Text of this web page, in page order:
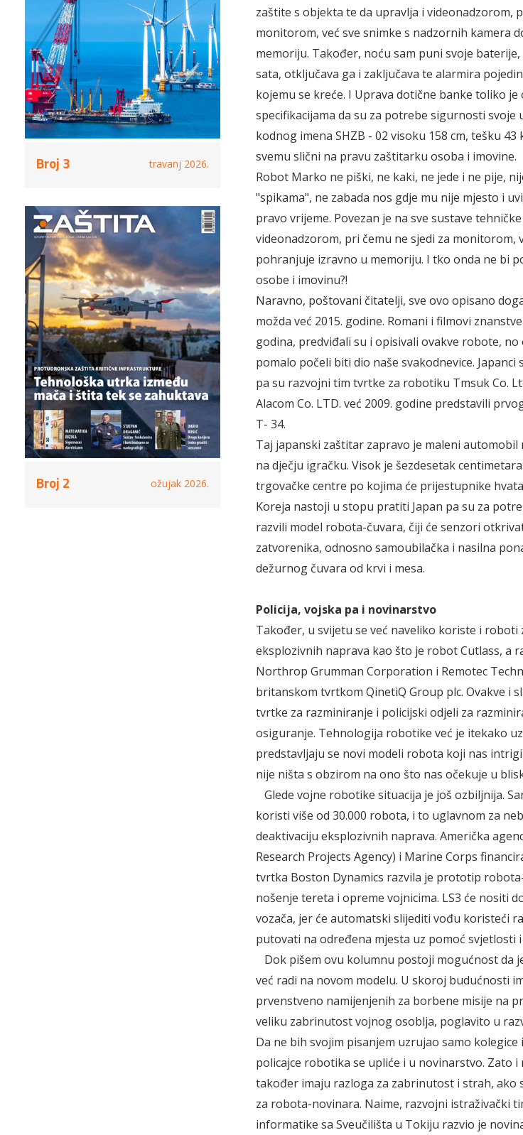
Broj 3 travanj 2026.
Broj 2 ožujak 2026.
zaštite s objekta te da upravlja i videonadzorom,
monitorom, već sve snimke s nadzornih kamera
memoriju. Također, noću sam puni svoje
sata, otključava ga i zaključava te alarmira
kojemu se kreće. I Uprava dotične banke toliko je
specifikacijama da su za potrebe sigurnosti
kodnog imena SHZB - 02 visoku 158 cm, tešku
svemu slični na pravu zaštitarku osoba i imovine.
Robot Marko ne piški, ne kaki, ne jede i ne pije,
"spikama", ne zabada nos gdje mu nije mjesto i
pravo vrijeme. Povezan je na sve sustave
videonadzorom, pri čemu ne sjedi za monitorom,
pohranjuje izravno u memoriju. I tko onda ne bi
osobe i imovinu?!
Naravno, poštovani čitatelji, sve ovo opisano
možda već 2015. godine. Romani i filmovi
godina, predviđali su i opisivali ovakve robote, no
pomalo počeli biti dio naše svakodnevice.
pa su razvojni tim tvrtke za robotiku Tmsuk Co.
Alacom Co. LTD. već 2009. godine predstavili
T- 34.
Taj japanski zaštitar zapravo je maleni
na dječju igračku. Visok je šezdesetak
trgovačke centre po kojima će prijestupnike
Koreja nastoji u stopu pratiti Japan pa su za
razvili model robota-čuvara, čiji će senzori
zatvorenika, odnosno samoubilačka i nasilna
dežurnog čuvara od krvi i mesa.
Policija, vojska pa i novinarstvo
Također, u svijetu se već naveliko koriste i
eksplozivnih naprava kao što je robot Cutlass, a
Northrop Grumman Corporation i Remotec
britanskom tvrtkom QinetiQ Group plc. Ovakve i
tvrtke za razminiranje i policijski odjeli za
osiguranje. Tehnologija robotike već je itekako
predstavljaju se novi modeli robota koji nas
nije ništa s obzirom na ono što nas očekuje u
Glede vojne robotike situacija je još ozbiljnija.
koristi više od 30.000 robota, i to uglavnom za
deaktivaciju eksplozivnih naprava. Američka
Research Projects Agency) i Marine Corps
tvrtka Boston Dynamics razvila je prototip
nošenje tereta i opreme vojnicima. LS3 će nositi
vozača, jer će automatski slijediti vođu koristeći
putovati na određena mjesta uz pomoć svjetlosti i
Dok pišem ovu kolumnu postoji mogućnost da
već radi na novom modelu. U skoroj budućnosti
prvenstveno namijenjenih za borbene misije na
veliku zabrinutost vojnog osoblja, poglavito u
Da ne bih svojim pisanjem uzrujao samo
policajce robotika se upliće i u novinarstvo. Zato
također imaju razloga za zabrinutost i strah,
za robota-novinara. Naime, razvojni istraživački
informatike sa Sveučilišta u Tokiju razvio je